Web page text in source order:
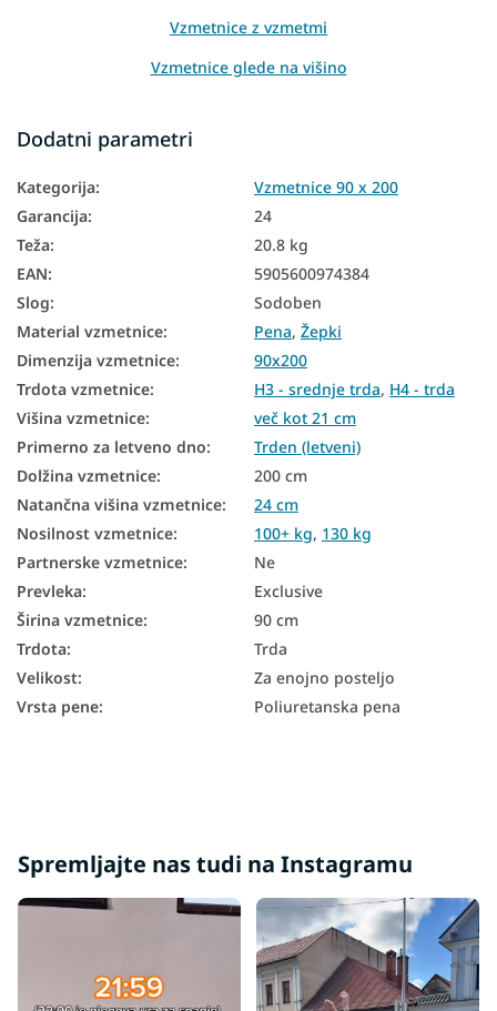
Vzmetnice z vzmetmi
Vzmetnice glede na višino
Visoke vzmetnice
Hotelske vzmetnice
Talne vzmetnice
Talne vzmetnice
Vzmetnice glede na trdoto
Trde vzmetnice
Conske vzmetnice
Majhne vzmetnice
Antialergijske vzmetnice
Antibakterijske vzmetnice
7-conske vzmetnice
Žepkaste vzmetnice 90x200
Visoke vzmetnice 90x200
Trdota vzmetnice H3
Vzmetnice z nosilnostjo 100+ kg
Dodatni parametri
Kategorija:
Vzmetnice 90 x 200
Garancija:
24
Teža:
20.8 kg
EAN:
5905600974384
Slog:
Sodoben
Material vzmetnice: Pena, Žepki
Dimenzija vzmetnice:
90x200
Trdota vzmetnice: H3 - srednje trda, H4 - trda
Višina vzmetnice:
več kot 21 cm
Primerno za letveno dno:
Trden (letveni)
Dolžina vzmetnice:
200 cm
Natančna višina vzmetnice:
24 cm
Nosilnost vzmetnice: 100+ kg, 130 kg
Partnerske vzmetnice:
Ne
Prevleka:
Exclusive
Širina vzmetnice:
90 cm
Trdota:
Trda
Velikost:
Za enojno posteljo
Vrsta pene: Poliuretanska pena
Spremljajte nas tudi na Instagramu